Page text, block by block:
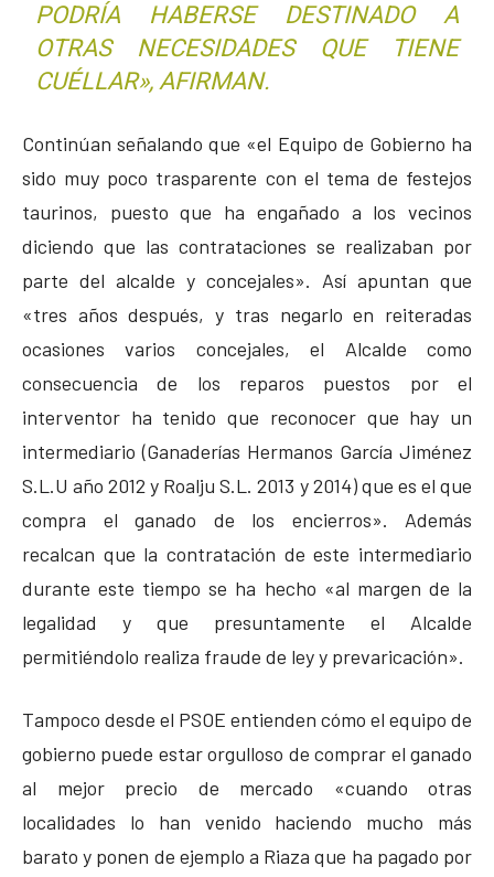
PODRÍA HABERSE DESTINADO A
OTRAS NECESIDADES QUE TIENE
CUÉLLAR», AFIRMAN.
Continúan señalando que «el Equipo de Gobierno ha
sido muy poco trasparente con el tema de festejos
taurinos, puesto que ha engañado a los vecinos
diciendo que las contrataciones se realizaban por
parte del alcalde y concejales». Así apuntan que
«tres años después, y tras negarlo en reiteradas
ocasiones varios concejales, el Alcalde como
consecuencia de los reparos puestos por el
interventor ha tenido que reconocer que hay un
intermediario (Ganaderías Hermanos García Jiménez
S.L.U año 2012 y Roalju S.L. 2013 y 2014) que es el que
compra el ganado de los encierros». Además
recalcan que la contratación de este intermediario
durante este tiempo se ha hecho «al margen de la
legalidad y que presuntamente el Alcalde
permitiéndolo realiza fraude de ley y prevaricación».
Tampoco desde el PSOE entienden cómo el equipo de
gobierno puede estar orgulloso de comprar el ganado
al mejor precio de mercado «cuando otras
localidades lo han venido haciendo mucho más
barato y ponen de ejemplo a Riaza que ha pagado por